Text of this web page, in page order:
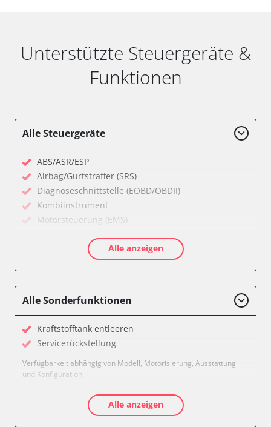
Unterstützte Steuergeräte &
Funktionen
Alle Steuergeräte
ABS/ASR/ESP
Airbag/Gurtstraffer (SRS)
Diagnoseschnittstelle (EOBD/OBDII)
Kombiinstrument
Motorsteuerung (EMS)
Türsteuergerät vorne links
Zentralelektronik
und Konfiguration
Alle anzeigen
Alle Sonderfunktionen
Kraftstofftank entleeren
Servicerückstellung
Verfügbarkeit abhängig von Modell, Motorisierung, Ausstattung
und Konfiguration
Alle anzeigen